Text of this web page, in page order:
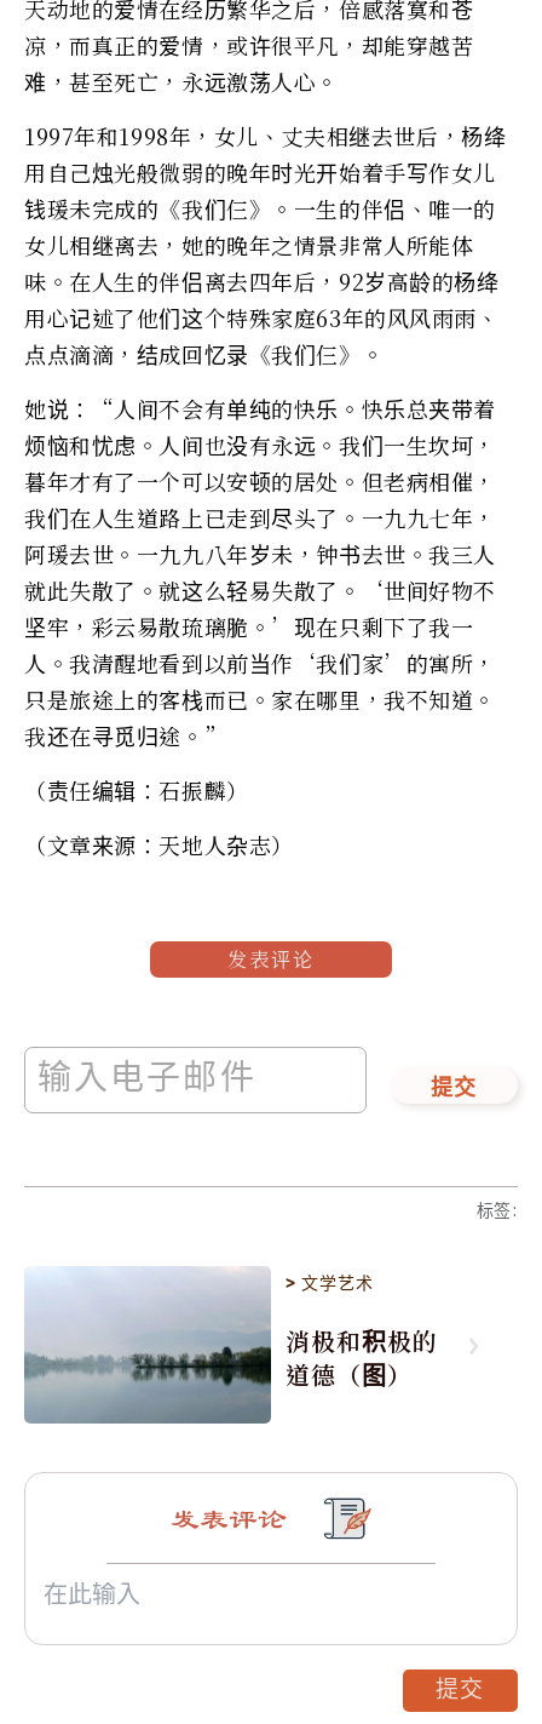
天动地的爱情在经历繁华之后，倍感落寞和苍
凉，而真正的爱情，或许很平凡，却能穿越苦
难，甚至死亡，永远激荡人心。
1997年和1998年，女儿、丈夫相继去世后，杨绛
用自己烛光般微弱的晚年时光开始着手写作女儿
钱瑗未完成的《我们仨》。一生的伴侣、唯一的
女儿相继离去，她的晚年之情景非常人所能体
味。在人生的伴侣离去四年后，92岁高龄的杨绛
用心记述了他们这个特殊家庭63年的风风雨雨、
点点滴滴，结成回忆录《我们仨》。
她说：“人间不会有单纯的快乐。快乐总夹带着
烦恼和忧虑。人间也没有永远。我们一生坎坷，
暮年才有了一个可以安顿的居处。但老病相催，
我们在人生道路上已走到尽头了。一九九七年，
阿瑗去世。一九九八年岁未，钟书去世。我三人
就此失散了。就这么轻易失散了。‘世间好物不
坚牢，彩云易散琉璃脆。’现在只剩下了我一
人。我清醒地看到以前当作‘我们家’的寓所，
只是旅途上的客栈而已。家在哪里，我不知道。
我还在寻觅归途。”
（责任编辑：石振麟）
（文章来源：天地人杂志）
发表评论
提交
标签:
>文学艺术
消极和积极的
道德（图）
发表评论
提交